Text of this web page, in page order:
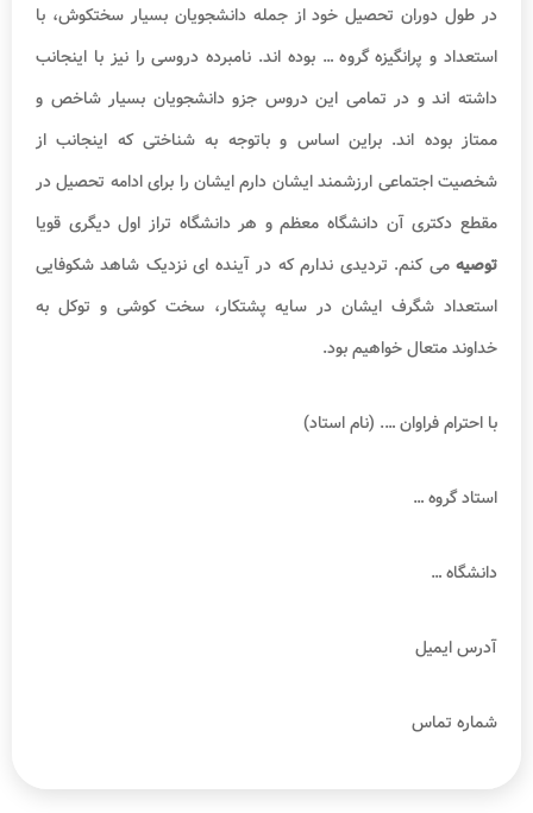
در طول دوران تحصیل خود از جمله دانشجویان بسیار سختکوش، با
استعداد و پرانگیزه گروه … بوده اند. نامبرده دروسی را نیز با اینجانب
داشته اند و در تمامی این دروس جزو دانشجویان بسیار شاخص و
ممتاز بوده اند. براین اساس و باتوجه به شناختی که اینجانب از
شخصیت اجتماعی ارزشمند ایشان دارم ایشان را برای ادامه تحصیل در
مقطع دکتری آن دانشگاه معظم و هر دانشگاه تراز اول دیگری قویا
توصیهمی کنم. تردیدی ندارم که در آینده ای نزدیک شاهد شکوفایی
استعداد شگرف ایشان در سایه پشتکار، سخت کوشی و توکل به
خداوند متعال خواهیم بود.
با احترام فراوان …. (نام استاد)
استاد گروه …
دانشگاه …
آدرس ایمیل
شماره تماس